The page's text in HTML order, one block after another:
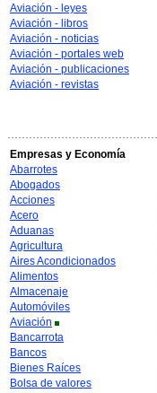
Aviación - leyes
Aviación - libros
Aviación - noticias
Aviación - portales web
Aviación - publicaciones
Aviación - revistas
Empresas y Economía
Abarrotes
Abogados
Acciones
Acero
Aduanas
Agricultura
Aires Acondicionados
Alimentos
Almacenaje
Automóviles
Aviación
Bancarrota
Bancos
Bienes Raíces
Bolsa de valores